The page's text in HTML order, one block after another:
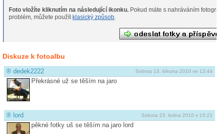
Foto vložíte kliknutím na následující ikonku.
problém, můžete použít klasický způsob.
Diskuze k fotoalbu
Sobota 13. března 2010 ve 13:44
® dedek2222
Překrásné už se těším na jaro
Sobota 23. ledna 2010 v 15:21
® lord
pěkné fotky uš se těším na jaro lord